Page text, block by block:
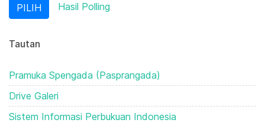
Hasil Polling
Tautan
Pramuka Spengada (Pasprangada)
Drive Galeri
Sistem Informasi Perbukuan Indonesia